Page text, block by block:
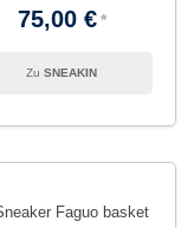
75,00 €
SNEAKIN